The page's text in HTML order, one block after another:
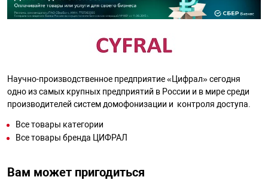
Научно-производственное предприятие «Цифрал» сегодня
одно из самых крупных предприятий в России и в мире среди
производителей систем домофонизации и контроля доступа.
Все товары категории
Все товары бренда ЦИФРАЛ
Вам может пригодиться